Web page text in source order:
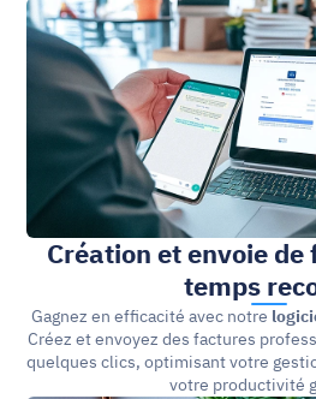
Création et envoie
temps
Gagnez en efficacité avec notre
Créez et envoyez des factures
quelques clics, optimisant votre
votre productivité